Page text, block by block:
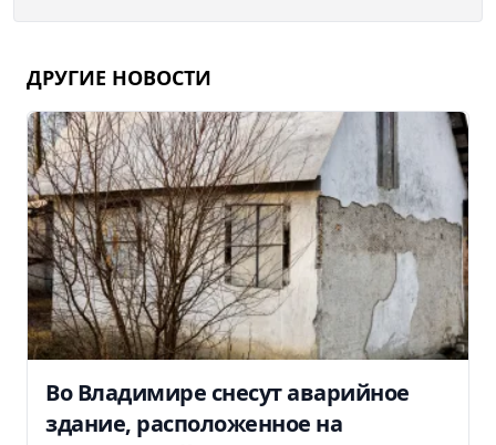
ДРУГИЕ НОВОСТИ
Во Владимире снесут аварийное
здание, расположенное на